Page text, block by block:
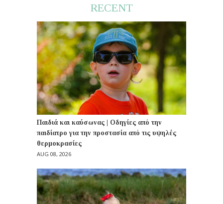
RECENT
Παιδιά και καύσωνας | Οδηγίες από την
παιδίατρο για την προστασία από τις υψηλές
θερμοκρασίες
AUG 08, 2026